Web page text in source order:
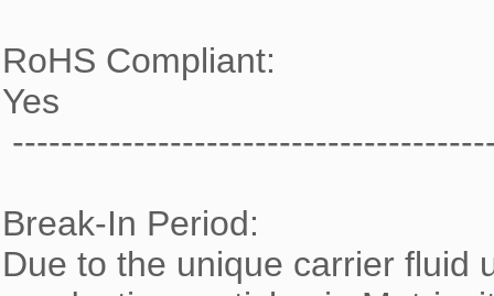
RoHS Compliant:
Yes
Break-In Period:
Due to the unique carrier fluid